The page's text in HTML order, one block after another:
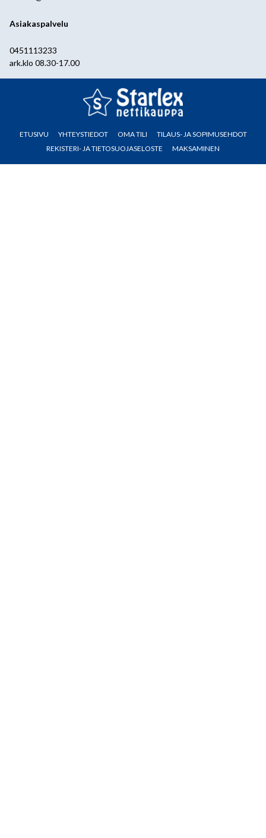
Asiakaspalvelu
0451113233
ark.klo 08.30-17.00
ETUSIVU YHTEYSTIEDOT OMA TILI
TILAUS- JA SOPIMUSEHDOT
REKISTERI- JA TIETOSUOJASELOSTE
MAKSAMINEN